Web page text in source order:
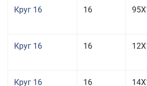
Круг 16 16
Круг 16 16
Круг 16 16